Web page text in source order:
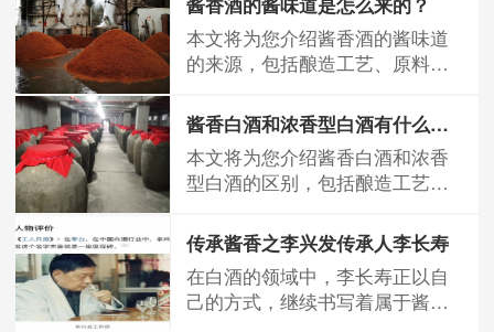
本文将为您介绍酱香酒的酱味道
的来源，包括酿造工艺、原料、
好地了解酱香酒的...
酱香白酒和浓香型白酒有什么不同？
本文将为您介绍酱香白酒和浓香
型白酒的区别，包括酿造工艺、
您更好地了解这两...
传承酱香之李兴发传承人李长寿
在白酒的领域中，李长寿正以自
己的方式，继续书写着属于酱香